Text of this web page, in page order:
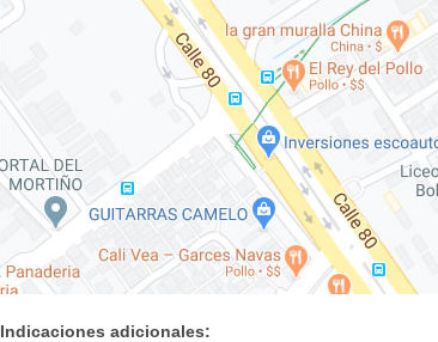
Indicaciones adicionales: